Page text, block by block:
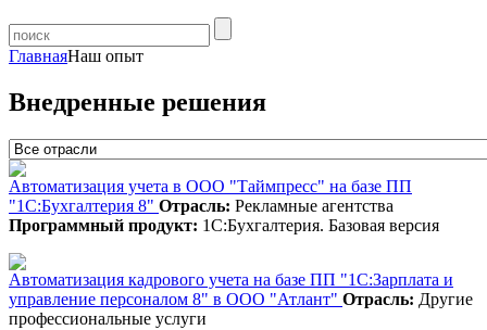
ГлавнаяНаш опыт
Внедренные решения
Автоматизация учета в ООО "Таймпресс" на базе ПП
"1С:Бухгалтерия 8" Отрасль: Рекламные агентства
Программный продукт: 1С:Бухгалтерия. Базовая версия
Автоматизация кадрового учета на базе ПП "1С:Зарплата и
управление персоналом 8" в ООО "Атлант" Отрасль: Другие
профессиональные услуги